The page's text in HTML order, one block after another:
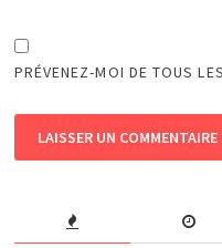
PRÉVENEZ-MOI DE TOUS